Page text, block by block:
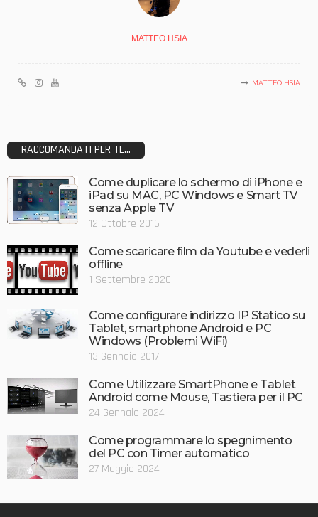
MATTEO HSIA
MATTEO HSIA
RACCOMANDATI PER TE...
Come duplicare lo schermo di iPhone e
iPad su MAC, PC Windows e Smart TV
senza Apple TV
12 Ottobre 2016
Come scaricare film da Youtube e vederli
offline
1 Settembre 2020
Come configurare indirizzo IP Statico su
Tablet, smartphone Android e PC
Windows (Problemi WiFi)
13 Gennaio 2017
Come Utilizzare SmartPhone e Tablet
Android come Mouse, Tastiera per il PC
24 Gennaio 2024
Come programmare lo spegnimento
del PC con Timer automatico
27 Maggio 2024